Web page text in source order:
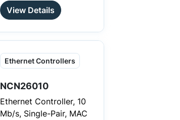
View Details
Ethernet Controllers
NCN26010
Ethernet Controller, 10
Mb/s, Single-Pair, MAC